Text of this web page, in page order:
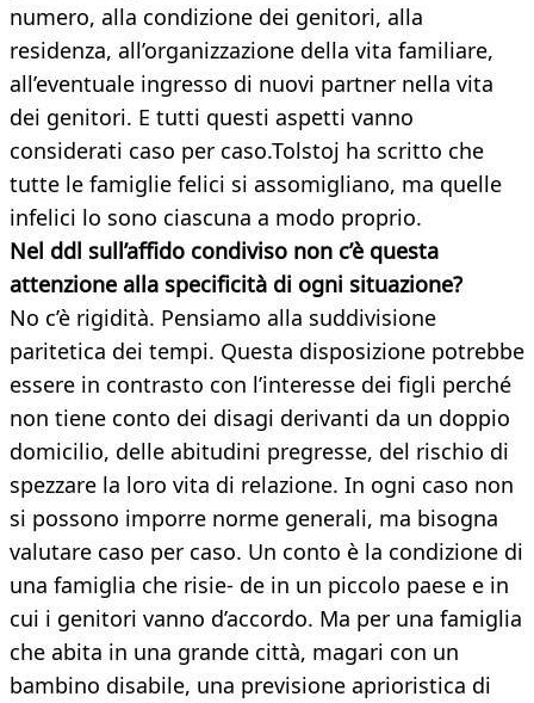
numero, alla condizione dei genitori, alla
residenza, all’organizzazione della vita familiare,
all’eventuale ingresso di nuovi partner nella vita
dei genitori. E tutti questi aspetti vanno
considerati caso per caso.Tolstoj ha scritto che
tutte le famiglie felici si assomigliano, ma quelle
infelici lo sono ciascuna a modo proprio.
Nel ddl sull’affido condiviso non c’è questa
attenzione alla specificità di ogni situazione?
No c’è rigidità. Pensiamo alla suddivisione
paritetica dei tempi. Questa disposizione potrebbe
essere in contrasto con l’interesse dei figli perché
non tiene conto dei disagi derivanti da un doppio
domicilio, delle abitudini pregresse, del rischio di
spezzare la loro vita di relazione. In ogni caso non
si possono imporre norme generali, ma bisogna
valutare caso per caso. Un conto è la condizione di
una famiglia che risie- de in un piccolo paese e in
cui i genitori vanno d’accordo. Ma per una famiglia
che abita in una grande città, magari con un
bambino disabile, una previsione aprioristica di